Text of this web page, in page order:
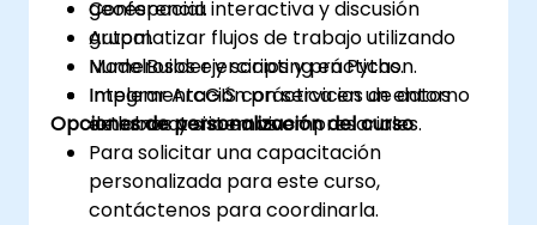
geoespacial.
Automatizar flujos de trabajo utilizando
ModelBuilder y scripting en Python.
Integrar ArcGIS con servicios de datos
externos y sistemas empresariales.
Conferencia interactiva y discusión
grupal.
Numerosos ejercicios y prácticas.
Implementación práctica en un entorno
de laboratorio en vivo.
Opciones de personalización del curso
Para solicitar una capacitación
personalizada para este curso,
contáctenos para coordinarla.